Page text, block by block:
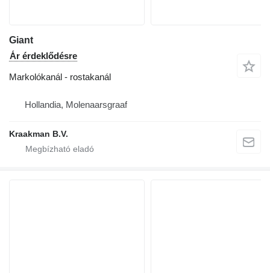
Giant
Ár érdeklődésre
Markolókanál - rostakanál
Hollandia, Molenaarsgraaf
Kraakman B.V.